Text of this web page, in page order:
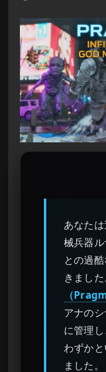
あなた
械兵器
との過
きまし
（
アナの
に管理
わずか
ました